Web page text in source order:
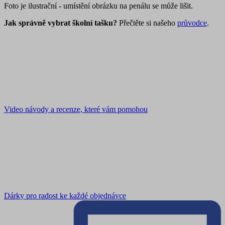
Foto je ilustrační - umístění obrázku na penálu se může lišit.
Jak správně vybrat školní tašku? Přečtěte si našeho průvodce.
Video návody a recenze, které vám pomohou
Dárky pro radost ke každé objednávce